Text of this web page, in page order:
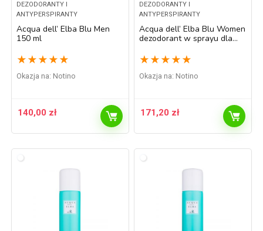
DEZODORANTY I
ANTYPERSPIRANTY
Acqua dell’ Elba Blu Men
150 ml
★ ★ ★ ★ ★
Okazja na: Notino
140,00 zł
DEZODORANTY I
ANTYPERSPIRANTY
Acqua dell’ Elba Blu Women
dezodorant w sprayu dla
★ ★ ★ ★ ★
Okazja na: Notino
171,20 zł